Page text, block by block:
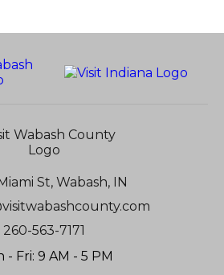
St, Wabash, IN
260-563-7171
- Fri: 9 AM - 5 PM